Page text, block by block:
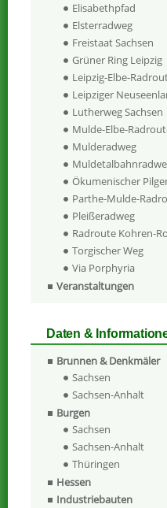
Elisabethpfad
Elsterradweg
Freistaat Sachsen
Grüner Ring Leipzig
Leipzig-Elbe-
Leipziger
Lutherweg Sachsen
Mulde-Elbe-
Mulderadweg
Ökumenischer
Parthe-Mulde-
Pleißeradweg
Radroute Kohren-
Torgischer Weg
Via Porphyria
Veranstaltungen
Daten &
Brunnen & Denkmäler
Sachsen
Sachsen-Anhalt
Burgen
Sachsen
Sachsen-Anhalt
Thüringen
Hessen
Industriebauten